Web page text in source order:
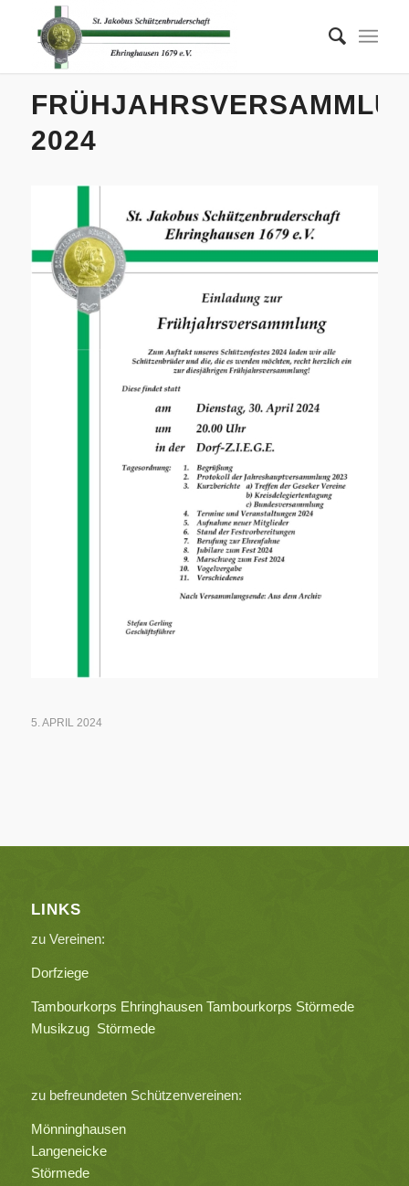
2024
5. APRIL 2024
LINKS
zu Vereinen:
Dorfziege
Tambourkorps Ehringhausen Tambourkorps Störmede
Musikzug Störmede
zu befreundeten Schützenvereinen:
Mönninghausen
Langeneicke
Störmede